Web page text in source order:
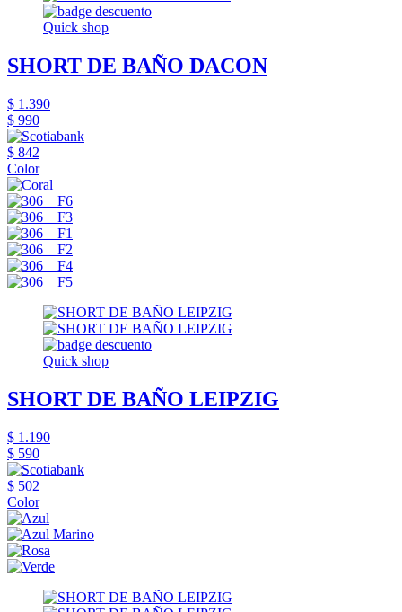
Quick shop
SHORT DE BAÑO DACON
$ 1.390
$ 990
$ 842
Color
Quick shop
SHORT DE BAÑO LEIPZIG
$ 1.190
$ 590
$ 502
Color